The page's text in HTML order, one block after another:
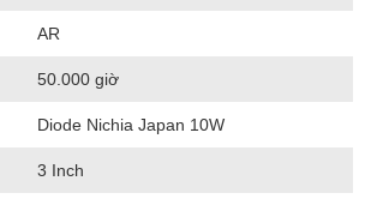
AR
50.000 giờ
Diode Nichia Japan 10W
3 Inch